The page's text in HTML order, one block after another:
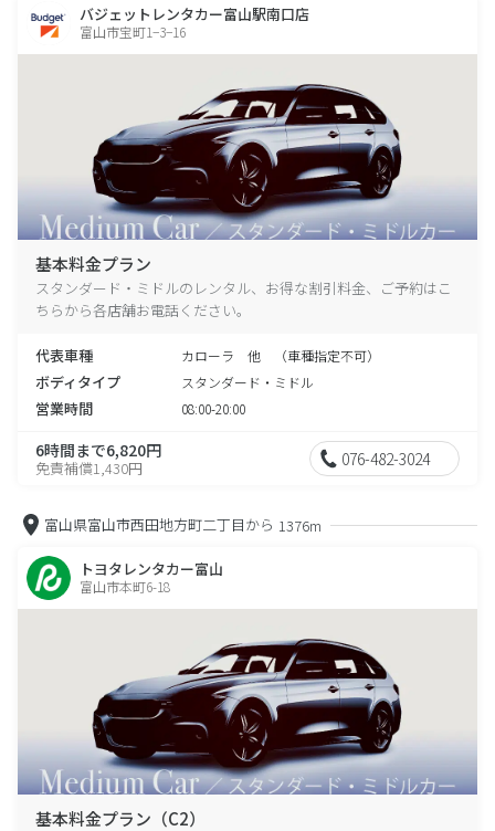
バジェットレンタカー富山駅南口店
富山市宝町1−3−16
基本料金プラン
スタンダード・ミドルのレンタル、お得な割引料金、ご予約はこ
ちらから各店舗お電話ください。
代表車種 カローラ 他 （車種指定不可）
ボディタイプ スタンダード・ミドル
営業時間 08:00-20:00
6時間まで6,820円
免責補償1,430円 076-482-3024
富山県富山市西田地方町二丁目から 1376m
トヨタレンタカー富山
富山市本町6-18
基本料金プラン（C2）